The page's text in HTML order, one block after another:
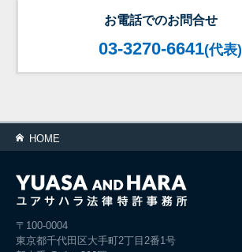
お電話でのお問合せ
03-3270-6641(代表)
HOME
〒100-0004
東京都千代田区大手町2丁目2番1号